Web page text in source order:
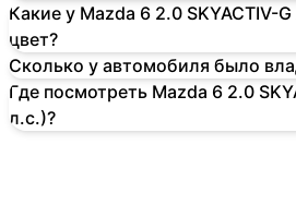
Какие у Mazda 6 2.0 SKYACTIV-
цвет?
Сколько у автомобиля было
Где посмотреть Mazda 6 2.0
л.с.)?